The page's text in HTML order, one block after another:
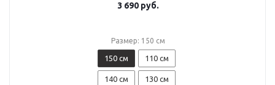
3 690руб.
Размер: 150 см
150 см 110 см
140 см 130 см